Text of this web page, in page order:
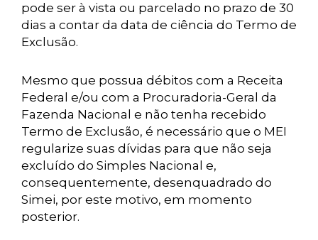
pode ser à vista ou parcelado no prazo de 30
dias a contar da data de ciência do Termo de
Exclusão.
Mesmo que possua débitos com a Receita
Federal e/ou com a Procuradoria-Geral da
Fazenda Nacional e não tenha recebido
Termo de Exclusão, é necessário que o MEI
regularize suas dívidas para que não seja
excluído do Simples Nacional e,
consequentemente, desenquadrado do
Simei, por este motivo, em momento
posterior.